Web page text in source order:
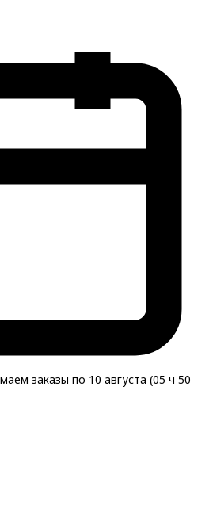
заказы по 10 августа (05 ч 50